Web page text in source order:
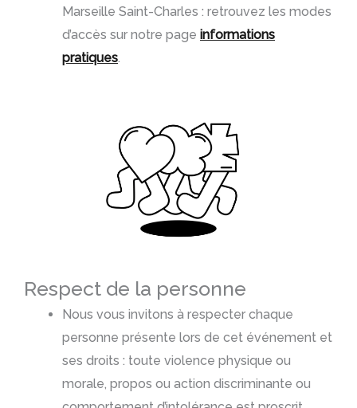
Marseille Saint-Charles : retrouvez les modes
d’accès sur notre page informations
pratiques.
Respect de la personne
Nous vous invitons à respecter chaque
personne présente lors de cet événement et
ses droits : toute violence physique ou
morale, propos ou action discriminante ou